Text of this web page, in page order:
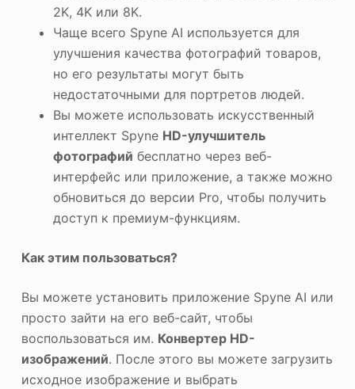
2K, 4K или 8K.
Чаще всего Spyne AI используется для
улучшения качества фотографий товаров,
но его результаты могут быть
недостаточными для портретов людей.
Вы можете использовать искусственный
интеллект Spyne HD-улучшитель
фотографий бесплатно через веб-
интерфейс или приложение, а также можно
обновиться до версии Pro, чтобы получить
доступ к премиум-функциям.
Как этим пользоваться?
Вы можете установить приложение Spyne AI или
просто зайти на его веб-сайт, чтобы
воспользоваться им. Конвертер HD-
изображений. После этого вы можете загрузить
исходное изображение и выбрать